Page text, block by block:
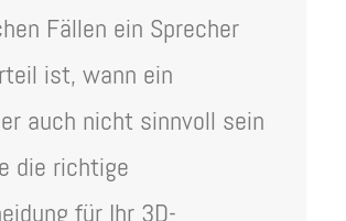
Fällen ein Sprecher
ist, wann ein
auch nicht sinnvoll sein
die richtige
für Ihr 3D-